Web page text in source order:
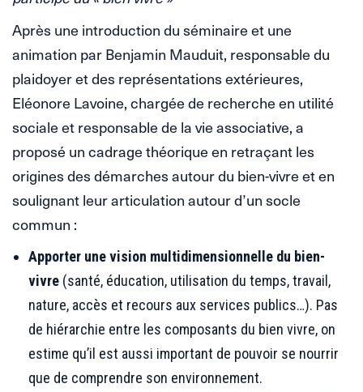
Après une introduction du séminaire et une
animation par Benjamin Mauduit, responsable du
plaidoyer et des représentations extérieures,
Eléonore Lavoine, chargée de recherche en utilité
sociale et responsable de la vie associative, a
proposé un cadrage théorique en retraçant les
origines des démarches autour du bien-vivre et en
soulignant leur articulation autour d’un socle
commun :
Apporter une vision multidimensionnelle du bien-
vivre (santé, éducation, utilisation du temps, travail,
nature, accès et recours aux services publics…). Pas
de hiérarchie entre les composants du bien vivre, on
estime qu’il est aussi important de pouvoir se nourrir
que de comprendre son environnement.